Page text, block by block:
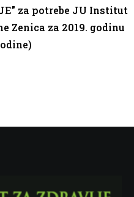
za potrebe JU Institut
Zenica za 2019. godinu